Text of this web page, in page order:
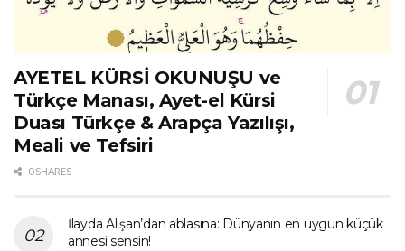
AYETEL KÜRSİ OKUNUŞU ve
Türkçe Manası, Ayet-el Kürsi
Duası Türkçe & Arapça Yazılışı,
Meali ve Tefsiri
0 SHARES
İlayda Alişan’dan ablasına: Dünyanın en uygun küçük
annesi sensin!